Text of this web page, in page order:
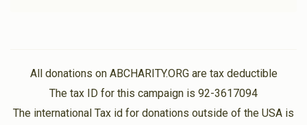
All donations on ABCHARITY.ORG are tax deductible
The tax ID for this campaign is 92-3617094
The international Tax id for donations outside of the USA is